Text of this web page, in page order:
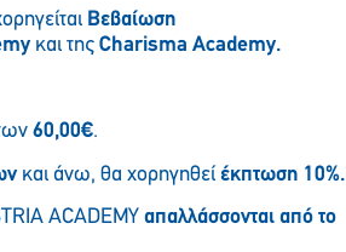
Βεβαίωση
και της Charisma Academy.
60,00€.
και άνω, θα χορηγηθεί έκπτωση 10%.
ACADEMY απαλλάσσονται από το